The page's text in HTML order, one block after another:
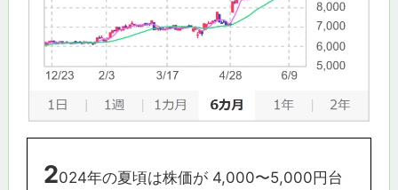
2024年の夏頃は株価が 4,000〜5,000円台